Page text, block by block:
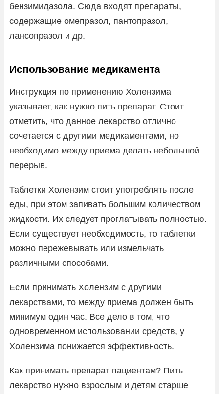
бензимидазола. Сюда входят препараты,
содержащие омепразол, пантопразол,
лансопразол и др.
Использование медикамента
Инструкция по применению Холензима
указывает, как нужно пить препарат. Стоит
отметить, что данное лекарство отлично
сочетается с другими медикаментами, но
необходимо между приема делать небольшой
перерыв.
Таблетки Холензим стоит употреблять после
еды, при этом запивать большим количеством
жидкости. Их следует проглатывать полностью.
Если существует необходимость, то таблетки
можно пережевывать или измельчать
различными способами.
Если принимать Холензим с другими
лекарствами, то между приема должен быть
минимум один час. Все дело в том, что
одновременном использовании средств, у
Холензима понижается эффективность.
Как принимать препарат пациентам? Пить
лекарство нужно взрослым и детям старше